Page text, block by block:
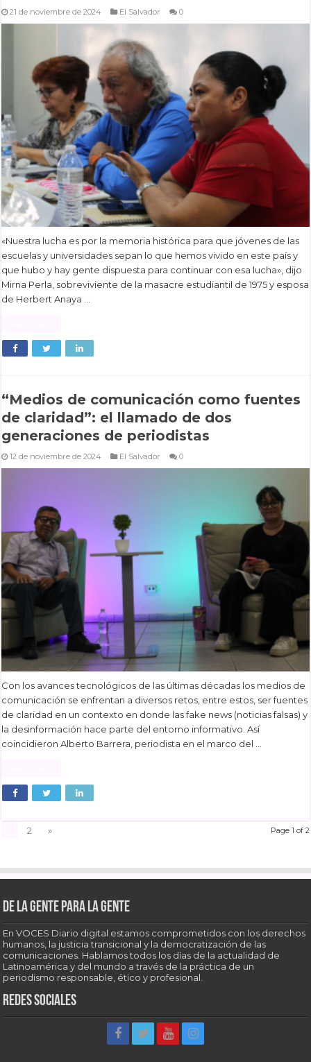
21 de noviembre de 2024 El Salvador 0
«Nuestra lucha es por la memoria histórica para que jóvenes de las
escuelas y universidades sepan lo que hemos vivido en este país y
que hubo y hay gente dispuesta para continuar con esa lucha», dijo
Mirna Perla, sobreviviente de la masacre estudiantil de 1975 y esposa
de Herbert Anaya …
“Medios de comunicación como fuentes
de claridad”: el llamado de dos
generaciones de periodistas
12 de noviembre de 2024 El Salvador 0
Con los avances tecnológicos de las últimas décadas los medios de
comunicación se enfrentan a diversos retos, entre estos, ser fuentes
de claridad en un contexto en donde las fake news (noticias falsas) y
la desinformación hace parte del entorno informativo. Así
coincidieron Alberto Barrera, periodista en el marco del …
Page 1 of 2
2 »
De la gente para la gente
En VOCES Diario digital estamos comprometidos con los derechos
humanos, la justicia transicional y la democratización de las
comunicaciones. Hablamos todos los días de la actualidad de
Latinoamérica y del mundo a través de la práctica de un
periodismo responsable, ético y profesional.
Redes sociales